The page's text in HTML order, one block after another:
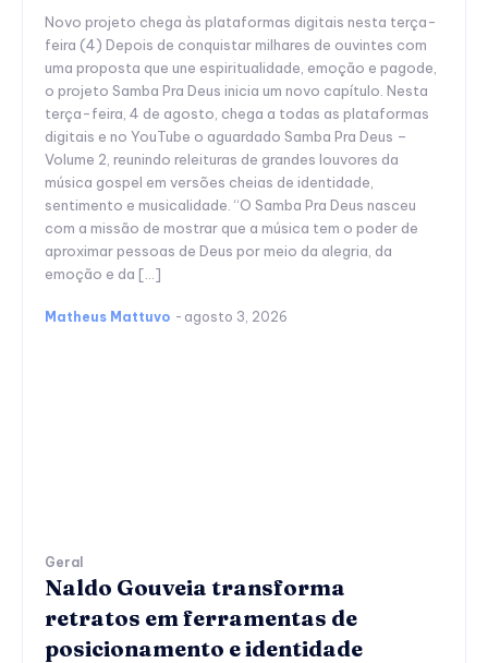
Novo projeto chega às plataformas digitais nesta terça-
feira (4) Depois de conquistar milhares de ouvintes com
uma proposta que une espiritualidade, emoção e pagode,
o projeto Samba Pra Deus inicia um novo capítulo. Nesta
terça-feira, 4 de agosto, chega a todas as plataformas
digitais e no YouTube o aguardado Samba Pra Deus –
Volume 2, reunindo releituras de grandes louvores da
música gospel em versões cheias de identidade,
sentimento e musicalidade. “O Samba Pra Deus nasceu
com a missão de mostrar que a música tem o poder de
aproximar pessoas de Deus por meio da alegria, da
emoção e da […]
Matheus Mattuvo - agosto 3, 2026
Geral
Naldo Gouveia transforma
retratos em ferramentas de
posicionamento e identidade